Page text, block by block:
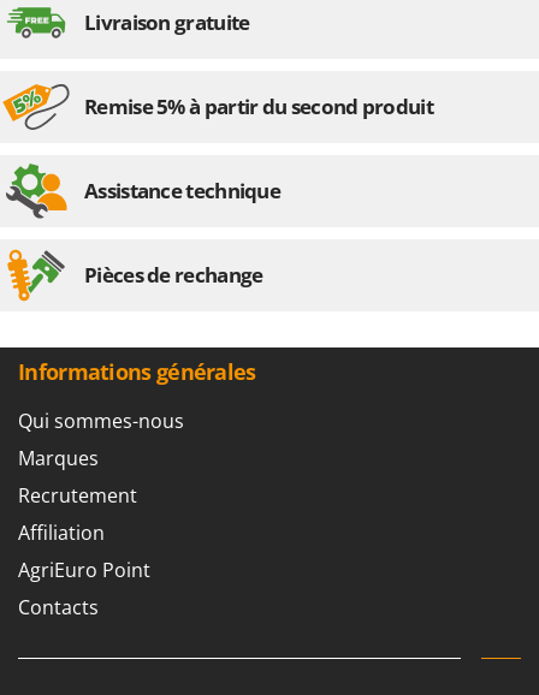
Livraison gratuite
Remise 5% à partir du second produit
Assistance technique
Pièces de rechange
Informations générales
Qui sommes-nous
Marques
Recrutement
Affiliation
AgriEuro Point
Contacts